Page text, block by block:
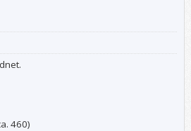
460)